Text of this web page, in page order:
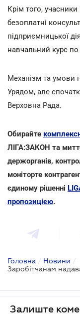
Крім того,
безоплатні
підприємницької
навчальний курс
Механізм та умови
Урядом, але
Верховна Рада.
Обирайте
ЛІГА:ЗАКОН та
держорганів,
моніторте
єдиному рішенні
пропозицією.
Головна / Новини /
Залиште